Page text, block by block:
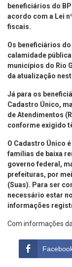
beneficiários do
acordo com a Lei
fiscais.
Os beneficiários
calamidade
municípios do Rio
da atualização
Já para os
Cadastro Único,
de Atendimentos
conforme exigido
O Cadastro Único
famílias de baixa
governo federal,
prefeituras, por
(Suas). Para ser
necessário estar
informações
Com informações